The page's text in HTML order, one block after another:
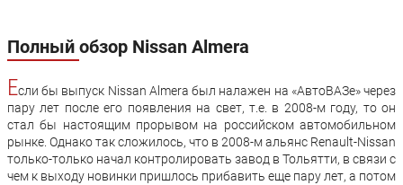
Полный обзор Nissan Almera
Если бы выпуск Nissan Almera был налажен на «АвтоВАЗе» через
пару лет после его появления на свет, т.е. в 2008-м году, то он
стал бы настоящим прорывом на российском автомобильном
рынке. Однако так сложилось, что в 2008-м альянс Renault-Nissan
только-только начал контролировать завод в Тольятти, в связи с
чем к выходу новинки пришлось прибавить еще пару лет, а потом